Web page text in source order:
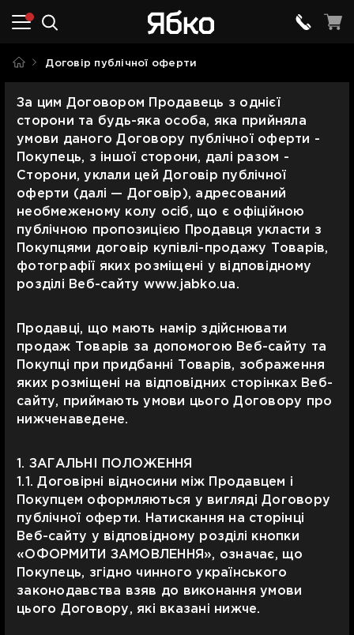
Договір публічної оферти
За цим Договором Продавець з однієї
сторони та будь-яка особа, яка прийняла
умови даного Договору публічної оферти -
Покупець, з іншої сторони, далі разом -
Сторони, уклали цей Договір публічної
оферти (далі — Договір), адресований
необмеженому колу осіб, що є офіційною
публічною пропозицією Продавця укласти з
Покупцями договір купівлі-продажу Товарів,
фотографії яких розміщені у відповідному
розділі Веб-сайту www.jabko.ua.
Продавці, що мають намір здійснювати
продаж Товарів за допомогою Веб-сайту та
Покупці при придбанні Товарів, зображення
яких розміщені на відповідних сторінках Веб-
сайту, приймають умови цього Договору про
нижченаведене.
1. ЗАГАЛЬНІ ПОЛОЖЕННЯ
1.1. Договірні відносини між Продавцем і
Покупцем оформляються у вигляді Договору
публічної оферти. Натискання на сторінці
Веб-сайту у відповідному розділі кнопки
«ОФОРМИТИ ЗАМОВЛЕННЯ», означає, що
Покупець, згідно чинного українського
законодавства взяв до виконання умови
цього Договору, які вказані нижче.